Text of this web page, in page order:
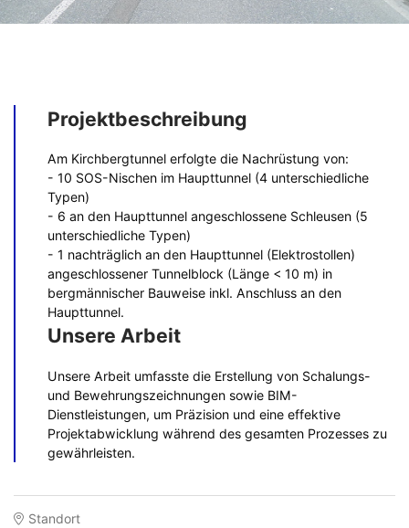
Projektbeschreibung
Am Kirchbergtunnel erfolgte die Nachrüstung von:
- 10 SOS-Nischen im Haupttunnel (4 unterschiedliche
Typen)
- 6 an den Haupttunnel angeschlossene Schleusen (5
unterschiedliche Typen)
- 1 nachträglich an den Haupttunnel (Elektrostollen)
angeschlossener Tunnelblock (Länge < 10 m) in
bergmännischer Bauweise inkl. Anschluss an den
Haupttunnel.
Unsere Arbeit
Unsere Arbeit umfasste die Erstellung von Schalungs-
und Bewehrungszeichnungen sowie BIM-
Dienstleistungen, um Präzision und eine effektive
Projektabwicklung während des gesamten Prozesses zu
gewährleisten.
Standort